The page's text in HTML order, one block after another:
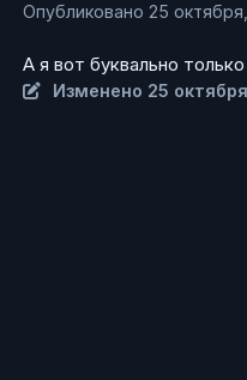
Опубликовано 25
А я вот буквально
Изменено 25